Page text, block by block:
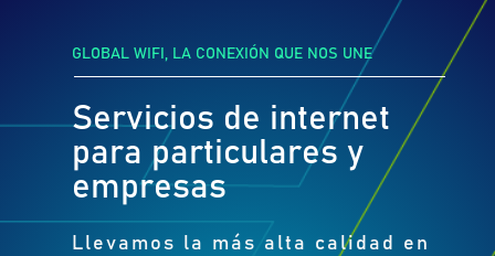
GLOBAL WIFI, LA CONEXIÓN QUE NOS UNE
Servicios de internet
para particulares y
empresas
Llevamos la más alta calidad en